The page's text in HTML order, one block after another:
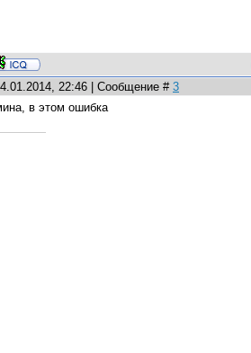
22:46 | Сообщение #3
в этом ошибка